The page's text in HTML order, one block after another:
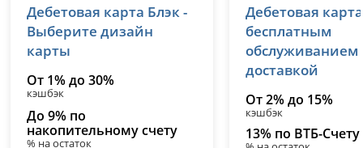
лицензия № 2673
Дебетовая карта Блэк -
Выберите дизайн
карты
От 1% до 30%
кэшбэк
До 9% по
накопительному счету
% на остаток
лицензия № 1000
Дебетовая
бесплатным
обслуживанием
доставкой
От 2% до 15%
кэшбэк
13% по ВТБ-Счету